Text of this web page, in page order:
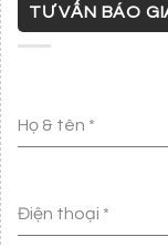
TƯ VẤN BÁO
Họ & tên *
Điện thoại *